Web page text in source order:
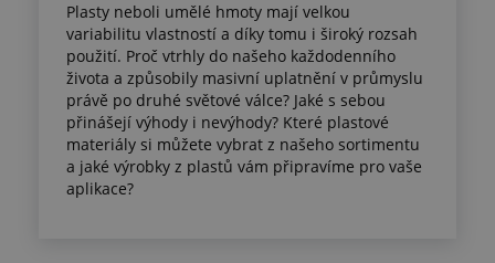
Plasty neboli umělé hmoty mají velkou
variabilitu vlastností a díky tomu i široký rozsah
použití. Proč vtrhly do našeho každodenního
života a způsobily masivní uplatnění v průmyslu
právě po druhé světové válce? Jaké s sebou
přinášejí výhody i nevýhody? Které plastové
materiály si můžete vybrat z našeho sortimentu
a jaké výrobky z plastů vám připravíme pro vaše
aplikace?